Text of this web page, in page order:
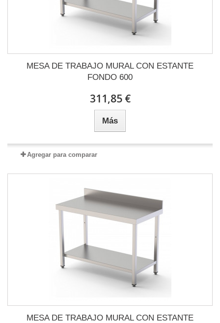
MESA DE TRABAJO MURAL CON ESTANTE
FONDO 600
311,85 €
Más
Agregar para comparar
MESA DE TRABAJO MURAL CON ESTANTE